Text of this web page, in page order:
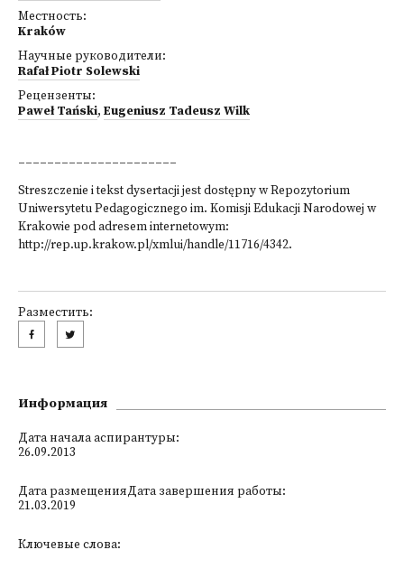
Местность:
Kraków
Научные руководители:
Rafał Piotr Solewski
Рецензенты:
Paweł Tański, Eugeniusz Tadeusz Wilk
______________________
Streszczenie i tekst dysertacji jest dostępny w Repozytorium
Uniwersytetu Pedagogicznego im. Komisji Edukacji Narodowej w
Krakowie pod adresem internetowym:
http://rep.up.krakow.pl/xmlui/handle/11716/4342.
Разместить:
Информация
Дата начала аспирантуры:
26.09.2013
Дата размещенияДата завершения работы:
21.03.2019
Ключевые слова: